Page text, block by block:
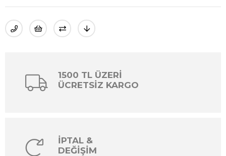
1500 TL ÜZERİ
ÜCRETSİZ KARGO
İPTAL &
DEĞİŞİM